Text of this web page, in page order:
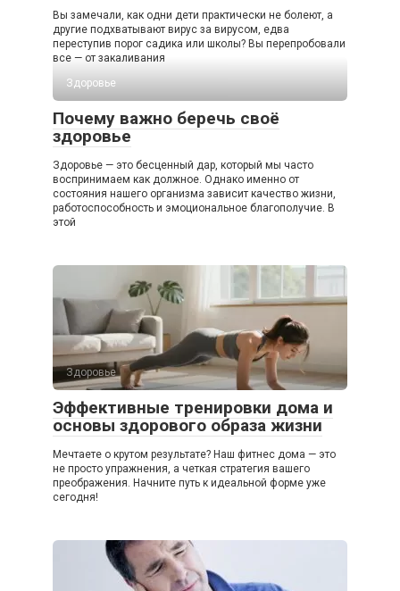
Вы замечали, как одни дети практически не болеют, а
другие подхватывают вирус за вирусом, едва
переступив порог садика или школы? Вы перепробовали
все — от закаливания
Здоровье
Почему важно беречь своё
здоровье
Здоровье — это бесценный дар, который мы часто
воспринимаем как должное. Однако именно от
состояния нашего организма зависит качество жизни,
работоспособность и эмоциональное благополучие. В
этой
Здоровье
Эффективные тренировки дома и
основы здорового образа жизни
Мечтаете о крутом результате? Наш фитнес дома — это
не просто упражнения, а четкая стратегия вашего
преображения. Начните путь к идеальной форме уже
сегодня!